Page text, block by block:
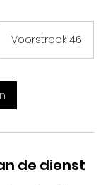
Voorstreek 46
de dienst